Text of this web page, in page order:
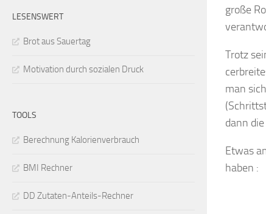
große
Trotz
man
dann
Etwas
haben :
LESENSWERT
Brot aus Sauertag
Motivation durch sozialen Druck
TOOLS
Berechnung Kalorienverbrauch
BMI Rechner
DD Zutaten-Anteils-Rechner